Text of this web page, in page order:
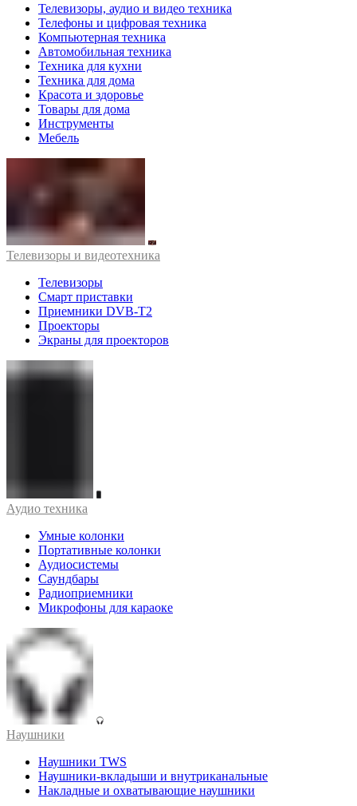
Телевизоры, аудио и видео техника
Телефоны и цифровая техника
Компьютерная техника
Автомобильная техника
Техника для кухни
Техника для дома
Красота и здоровье
Товары для дома
Инструменты
Мебель
Телевизоры и видеотехника
Телевизоры
Смарт приставки
Приемники DVB-T2
Проекторы
Экраны для проекторов
Аудио техника
Умные колонки
Портативные колонки
Аудиосистемы
Саундбары
Радиоприемники
Микрофоны для караоке
Наушники
Наушники TWS
Наушники-вкладыши и внутриканальные
Накладные и охватывающие наушники